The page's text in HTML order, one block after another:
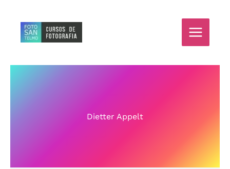
contenido
Dietter Appelt